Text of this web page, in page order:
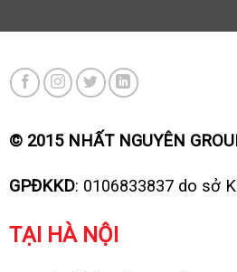
© 2015 NHẤT NGUYÊN
GPĐKKD: 0106833837 do sở
TẠI HÀ NỘI